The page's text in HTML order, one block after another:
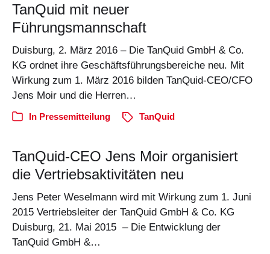
TanQuid mit neuer
Führungsmannschaft
Duisburg, 2. März 2016 – Die TanQuid GmbH & Co.
KG ordnet ihre Geschäftsführungsbereiche neu. Mit
Wirkung zum 1. März 2016 bilden TanQuid-CEO/CFO
Jens Moir und die Herren…
In Pressemitteilung TanQuid
TanQuid-CEO Jens Moir organisiert
die Vertriebsaktivitäten neu
Jens Peter Weselmann wird mit Wirkung zum 1. Juni
2015 Vertriebsleiter der TanQuid GmbH & Co. KG
Duisburg, 21. Mai 2015 – Die Entwicklung der
TanQuid GmbH &…